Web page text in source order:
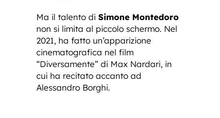
Ma il talento di Simone Montedoro
non si limita al piccolo schermo. Nel
2021, ha fatto un’apparizione
cinematografica nel film
“Diversamente” di Max Nardari, in
cui ha recitato accanto ad
Alessandro Borghi.